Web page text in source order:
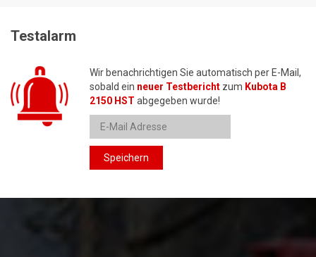
Testalarm
Wir benachrichtigen Sie automatisch per E-Mail,
sobald ein neuer Testbericht zum Kubota B
2150 HST abgegeben wurde!
Speichern